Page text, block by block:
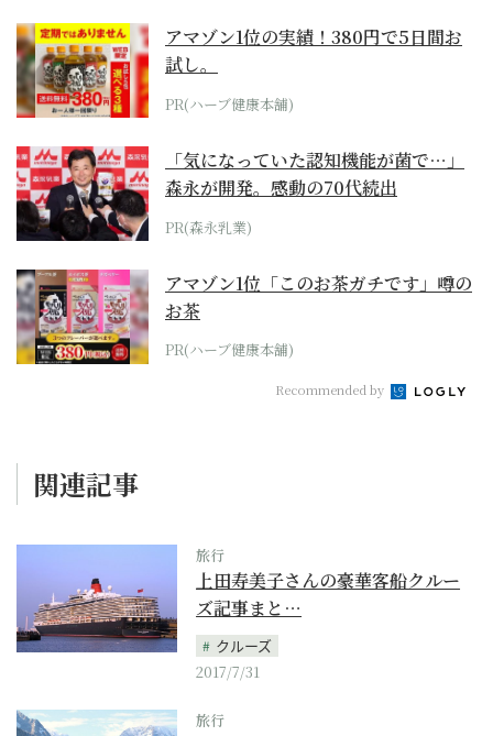
アマゾン1位の実績！380円で5日間お
試し。
PR(ハーブ健康本舗)
「気になっていた認知機能が菌で…」
森永が開発。感動の70代続出
PR(森永乳業)
アマゾン1位「このお茶ガチです」噂の
お茶
PR(ハーブ健康本舗)
Recommended by
関連記事
旅行
上田寿美子さんの豪華客船クルー
ズ記事まと…
クルーズ
2017/7/31
旅行